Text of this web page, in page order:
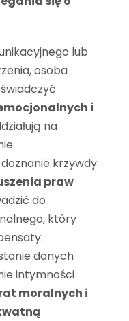
lub
osoba
i
na
krzywdy
praw
do
który
danych
intymności
moralnych i